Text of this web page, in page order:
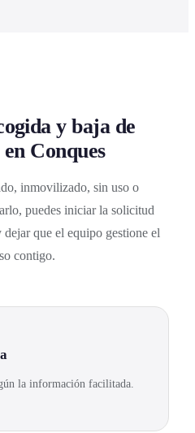
y baja de
Conques
inmovilizado, sin uso o
puedes iniciar la solicitud
dejar que el equipo gestione el
contigo.
la información facilitada.